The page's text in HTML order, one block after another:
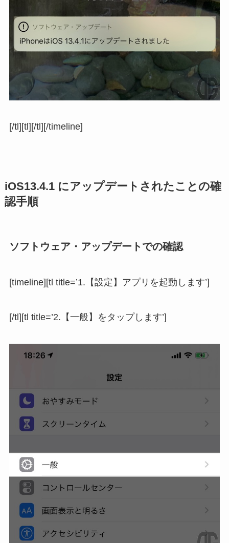
[/tl][tl][/tl][/timeline]
iOS13.4.1 にアップデートされたことの確
認手順
ソフトウェア・アップデートでの確認
[timeline][tl title=’1.【設定】アプリを起動します’]
[/tl][tl title=’2.【一般】をタップします’]